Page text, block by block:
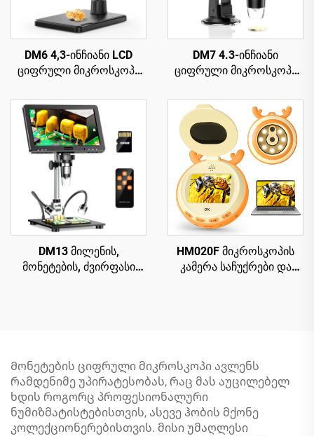
DM6 4,3-ინჩიანი LCD
ციფრული მიკროსკოპი
LED-ით, პარკულის
მიკროსკოპი
რემონტისთვის, PCB,
მცენარეებისთვის
DM7 4.3-ინჩიანი
ციფრული მიკროსკოპი
1080p, თავსებადი
Windows/Mac OS-თან
DM13 მილენის,
მონეტების, ძვირფასი
HM020F მიკროსკოპის
კამერა საჩუქრები და
ეკრანით
Მონეტების ციფრული მიკროსკოპი ავლენს
რამდენიმე უპირატესობას, რაც მას აუცილებელ
ხდის როგორც პროფესიონალური
ნუმიზმატისტებისთვის, ასევე ჰობის მქონე
კოლექციონერებისთვის. მისი უმაღლესი